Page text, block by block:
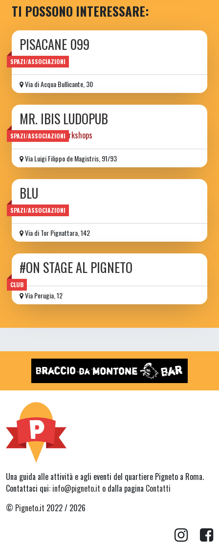
TI POSSONO INTERESSARE:
SPAZI/ASSOCIAZIONI
PISACANE 099
associazione
Via di Acqua Bullicante, 30
SPAZI/ASSOCIAZIONI
MR. IBIS LUDOPUB
games books workshops
Via Luigi Filippo de Magistris, 91/93
SPAZI/ASSOCIAZIONI
BLU
Spazio delle Arti
Via di Tor Pignattara, 142
CLUB
#ON STAGE AL PIGNETO
Via Perugia, 12
Una guida alle attività e agli eventi del quartiere Pigneto a Roma.
Contattaci qui: info@pigneto.it o dalla pagina Contatti
© Pigneto.it 2022 / 2026